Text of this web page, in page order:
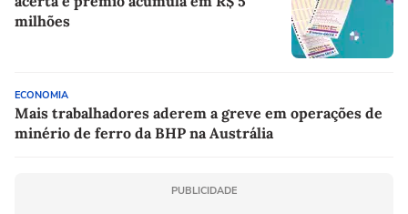
milhões
ECONOMIA
Mais trabalhadores aderem a greve em operações de
minério de ferro da BHP na Austrália
PUBLICIDADE